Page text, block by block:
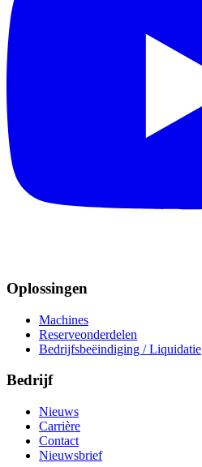
Oplossingen
Machines
Reserveonderdelen
Bedrijfsbeëindiging / Liquidatie
Bedrijf
Nieuws
Carrière
Contact
Nieuwsbrief